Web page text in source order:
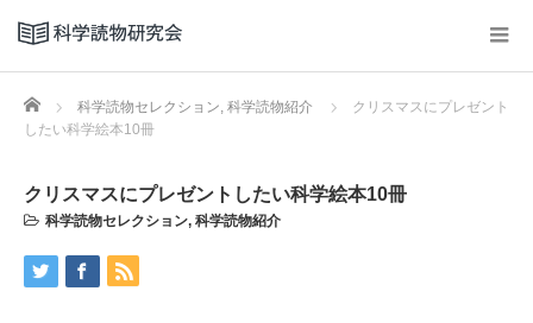
Home 科学読物セレクション, 科学読物紹介
クリスマスにプレゼント
したい科学絵本10冊
クリスマスにプレゼントしたい科学絵本10冊
科学読物セレクション, 科学読物紹介